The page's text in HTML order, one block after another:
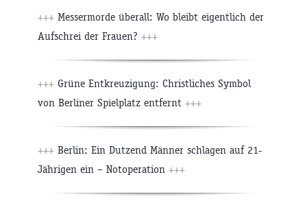
+++ Messermorde überall: Wo bleibt eigentlich der
Aufschrei der Frauen? +++
+++ Grüne Entkreuzigung: Christliches Symbol
von Berliner Spielplatz entfernt +++
+++ Berlin: Ein Dutzend Männer schlagen auf 21-
Jährigen ein – Notoperation +++